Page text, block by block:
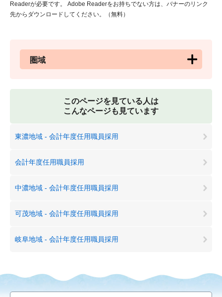
Readerが必要です。
Adobe Readerをお持ちでない方は、バナーのリンク
先からダウンロードしてください。（無料）
圏域
このページを見ている人は
こんなページも見ています
東濃地域 - 会計年度任用職員採用
会計年度任用職員採用
中濃地域 - 会計年度任用職員採用
可茂地域 - 会計年度任用職員採用
岐阜地域 - 会計年度任用職員採用